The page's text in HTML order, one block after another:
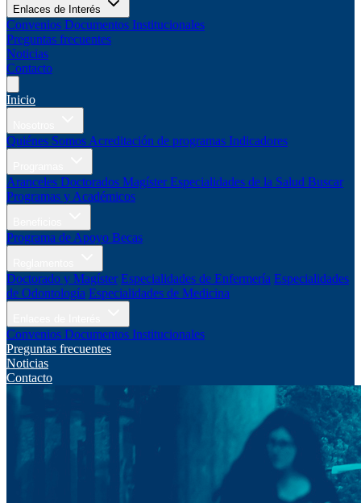
Enlaces de Interés
Convenios Documentos Institucionales
Preguntas frecuentes
Noticias
Contacto
Inicio
Quiénes Somos Acreditación de programas Indicadores
Aranceles Doctorados Magíster Especialidades de la Salud Buscar
Programas y Académicos
Programa de Apoyo Becas
Doctorado y Magíster Especialidades de Enfermería Especialidades
de Odontología Especialidades de Medicina
Convenios Documentos Institucionales
Preguntas frecuentes
Noticias
Contacto